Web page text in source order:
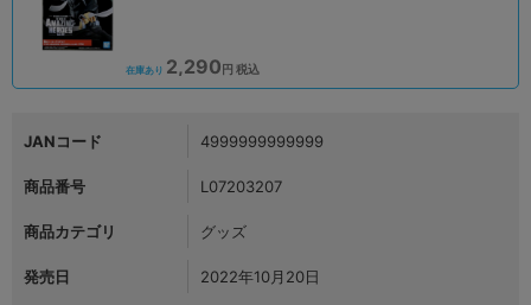
在庫あり 2,290円 税込
JANコード 4999999999999
商品番号 L07203207
商品カテゴリ グッズ
発売日 2022年10月20日